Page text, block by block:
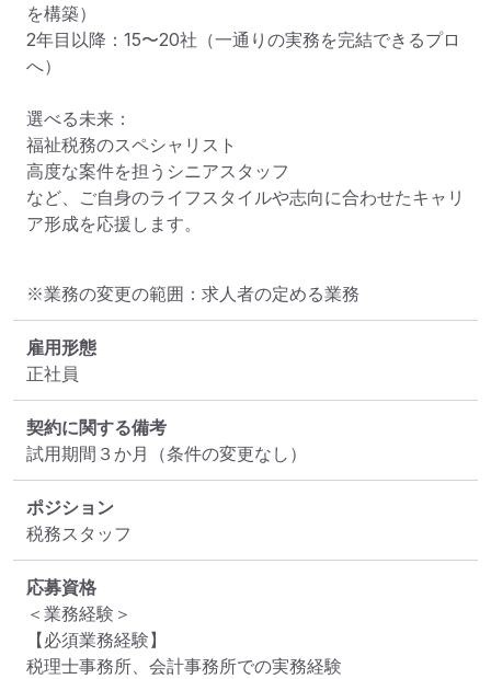
を構築）
2年目以降：15〜20社（一通りの実務を完結できるプロ
へ）
選べる未来：
福祉税務のスペシャリスト
高度な案件を担うシニアスタッフ
など、ご自身のライフスタイルや志向に合わせたキャリ
ア形成を応援します。
※業務の変更の範囲：求人者の定める業務
雇用形態
正社員
契約に関する備考
試用期間３か月（条件の変更なし）
ポジション
税務スタッフ
応募資格
＜業務経験＞
【必須業務経験】
税理士事務所、会計事務所での実務経験